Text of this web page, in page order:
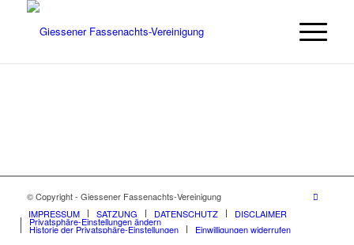
© Copyright - Giessener Fassenachts-Vereinigung
IMPRESSUM
SATZUNG DATENSCHUTZ DISCLAIMER
Privatsphäre-Einstellungen ändern
Historie der Privatsphäre-Einstellungen Einwilligungen widerrufen